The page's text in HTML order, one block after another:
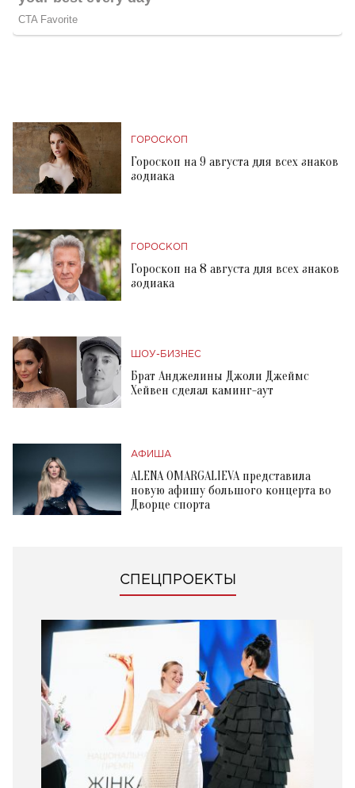
ГОРОСКОП
Гороскоп на 9 августа для всех знаков
зодиака
ГОРОСКОП
Гороскоп на 8 августа для всех знаков
зодиака
ШОУ-БИЗНЕС
Брат Анджелины Джоли Джеймс
Хейвен сделал каминг-аут
АФИША
ALENA OMARGALIEVA представила
новую афишу большого концерта во
Дворце спорта
СПЕЦПРОЕКТЫ